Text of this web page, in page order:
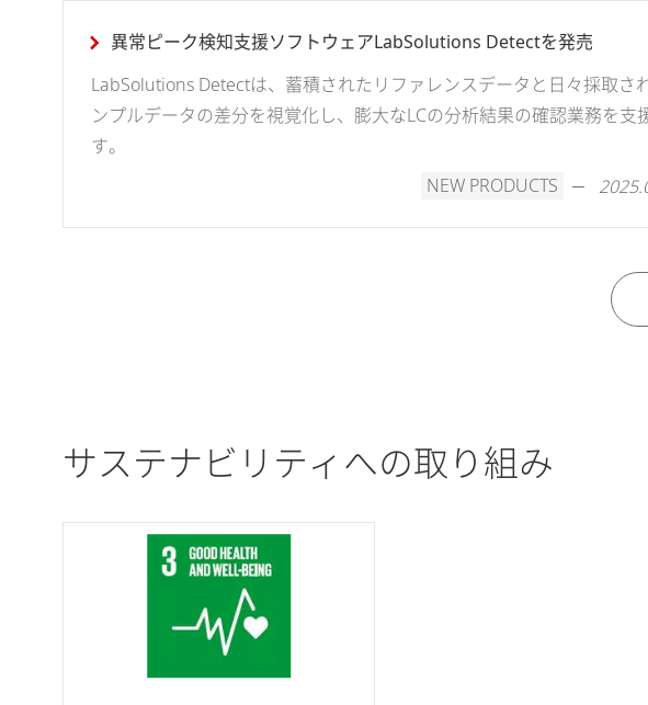
異常ピーク検知支援ソフトウェアLabSolutions Detectを発売
LabSolutions Detectは、蓄積されたリファレンスデータと日々採取さ
ンプルデータの差分を視覚化し、膨大なLCの分析結果の確認業務を支
す。
NEW PRODUCTS
サステナビリティへの取り組み